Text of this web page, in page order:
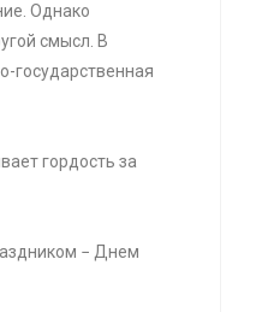
Однако
смысл. В
государственная
гордость за
− Днем